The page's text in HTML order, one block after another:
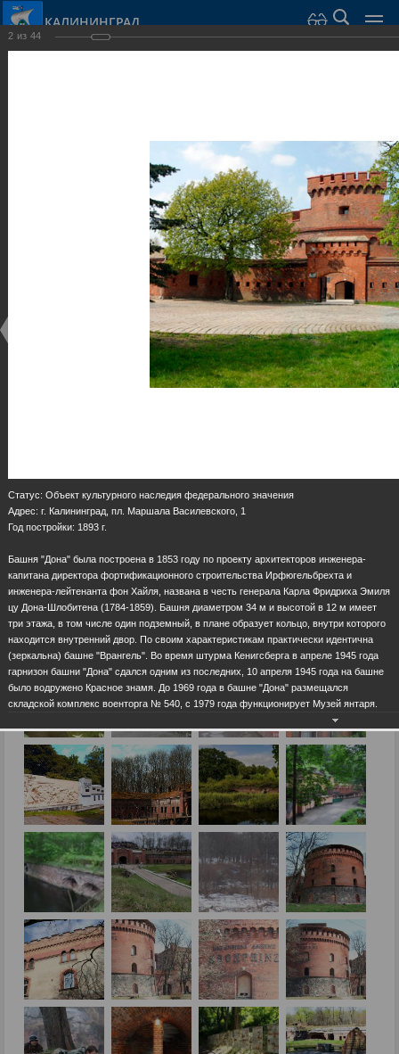
КАЛИНИНГРАД
Оборонительные сооружения и городские ворота
2 из 44
Статус: Объект культурного наследия федерального значения
Адрес: г. Калининград, пл. Маршала Василевского, 1
Год постройки: 1893 г.
Башня "Дона" была построена в 1853 году по проекту архитекторов инженера-
капитана директора фортификационного строительства Ирфюгельбрехта и
инженера-лейтенанта фон Хайля, названа в честь генерала Карла Фридриха Эмиля
цу Дона-Шлобитена (1784-1859). Башня диаметром 34 м и высотой в 12 м имеет
три этажа, в том числе один подземный, в плане образует кольцо, внутри которого
находится внутренний двор. По своим характеристикам практически идентична
(зеркальна) башне "Врангель". Во время штурма Кенигсберга в апреле 1945 года
гарнизон башни "Дона" сдался одним из последних, 10 апреля 1945 года на башне
было водружено Красное знамя. До 1969 года в башне "Дона" размещался
складской комплекс военторга № 540, с 1979 года функционирует Музей янтаря.